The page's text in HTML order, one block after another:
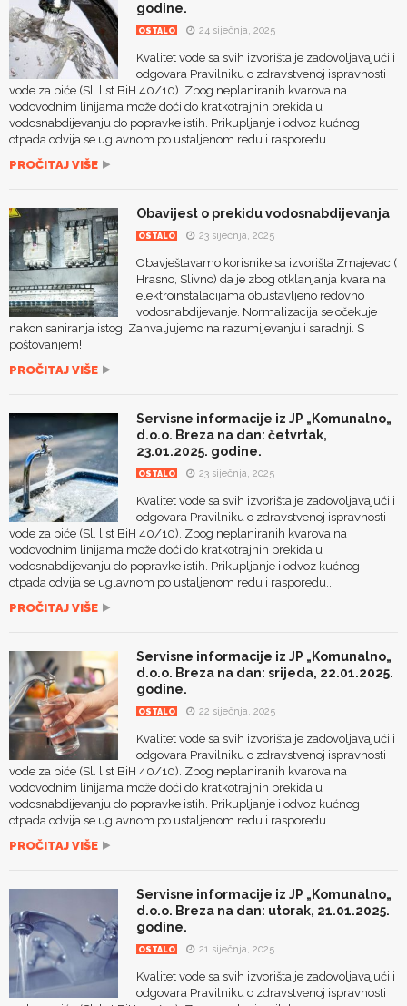
godine.
OSTALO 24 siječnja, 2025
Kvalitet vode sa svih izvorišta je zadovoljavajući i
odgovara Pravilniku o zdravstvenoj ispravnosti
vode za piće (Sl. list BiH 40/10). Zbog neplaniranih kvarova na
vodovodnim linijama može doći do kratkotrajnih prekida u
vodosnabdijevanju do popravke istih. Prikupljanje i odvoz kućnog
otpada odvija se uglavnom po ustaljenom redu i rasporedu...
PROČITAJ VIŠE
Obavijest o prekidu vodosnabdijevanja
OSTALO 23 siječnja, 2025
Obavještavamo korisnike sa izvorišta Zmajevac (
Hrasno, Slivno) da je zbog otklanjanja kvara na
elektroinstalacijama obustavljeno redovno
vodosnabdijevanje. Normalizacija se očekuje
nakon saniranja istog. Zahvaljujemo na razumijevanju i saradnji. S
poštovanjem!
PROČITAJ VIŠE
Servisne informacije iz JP „Komunalno„
d.o.o. Breza na dan: četvrtak,
23.01.2025. godine.
OSTALO 23 siječnja, 2025
Kvalitet vode sa svih izvorišta je zadovoljavajući i
odgovara Pravilniku o zdravstvenoj ispravnosti
vode za piće (Sl. list BiH 40/10). Zbog neplaniranih kvarova na
vodovodnim linijama može doći do kratkotrajnih prekida u
vodosnabdijevanju do popravke istih. Prikupljanje i odvoz kućnog
otpada odvija se uglavnom po ustaljenom redu i rasporedu...
PROČITAJ VIŠE
Servisne informacije iz JP „Komunalno„
d.o.o. Breza na dan: srijeda, 22.01.2025.
godine.
OSTALO 22 siječnja, 2025
Kvalitet vode sa svih izvorišta je zadovoljavajući i
odgovara Pravilniku o zdravstvenoj ispravnosti
vode za piće (Sl. list BiH 40/10). Zbog neplaniranih kvarova na
vodovodnim linijama može doći do kratkotrajnih prekida u
vodosnabdijevanju do popravke istih. Prikupljanje i odvoz kućnog
otpada odvija se uglavnom po ustaljenom redu i rasporedu...
PROČITAJ VIŠE
Servisne informacije iz JP „Komunalno„
d.o.o. Breza na dan: utorak, 21.01.2025.
godine.
OSTALO 21 siječnja, 2025
Kvalitet vode sa svih izvorišta je zadovoljavajući i
odgovara Pravilniku o zdravstvenoj ispravnosti